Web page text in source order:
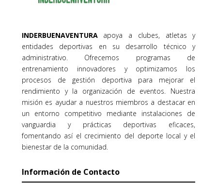
INDERBUENAVENTURAapoya a clubes, atletas y
entidades deportivas en su desarrollo técnico y
administrativo. Ofrecemos programas de
entrenamiento innovadores y optimizamos los
procesos de gestión deportiva para mejorar el
rendimiento y la organización de eventos. Nuestra
misión es ayudar a nuestros miembros a destacar en
un entorno competitivo mediante instalaciones de
vanguardia y prácticas deportivas eficaces,
fomentando así el crecimiento del deporte local y el
bienestar de la comunidad.
Información de Contacto